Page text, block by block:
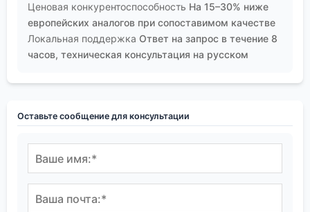
Ценовая конкурентоспособность На 15–30% ниже
европейских аналогов при сопоставимом качестве
Локальная поддержка Ответ на запрос в течение 8
часов, техническая консультация на русском
Оставьте сообщение для консультации